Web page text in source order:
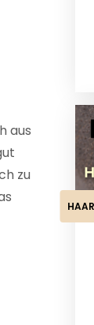
aus
zu